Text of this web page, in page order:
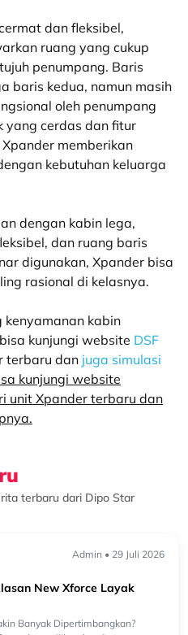
dan fleksibel,
ruang yang cukup
penumpang. Baris
baris kedua, namun masih
oleh penumpang
yang cerdas dan fitur
memberikan
kebutuhan keluarga
dengan kabin lega,
dan ruang baris
digunakan, Xpander bisa
rasional di kelasnya.
kenyamanan kabin
kunjungi website DSF
terbaru dan juga simulasi
kunjungi website
unit Xpander terbaru dan
terbaru dari Dipo Star
Admin • 29 Juli 2026